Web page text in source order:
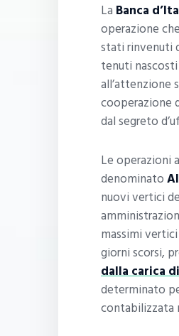
La Banca
operazione
stati rinvenuti
tenuti
all’attenzione
cooperazione
dal segreto
Le operazioni
denominato
nuovi vertici
massimi
giorni scorsi,
dalla carica
determinato
contabilizzata